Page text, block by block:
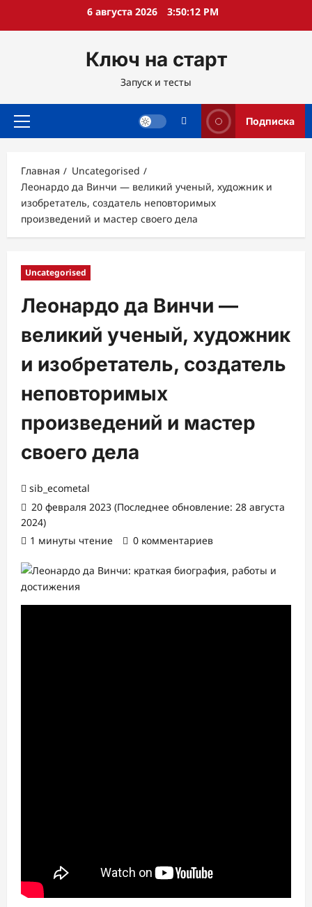
6 августа 2026 3:50:13 PM
Ключ на старт
Запуск и тесты
Основное
Подписка
Главная
Uncategorised
Леонардо да Винчи — великий ученый, художник и
изобретатель, создатель неповторимых
произведений и мастер своего дела
Uncategorised
Леонардо да Винчи —
великий ученый, художник
и изобретатель, создатель
неповторимых
произведений и мастер
своего дела
sib_ecometal
20 февраля 2023 (Последнее обновление: 28 августа
2024)
1 минуты чтение
0 комментариев